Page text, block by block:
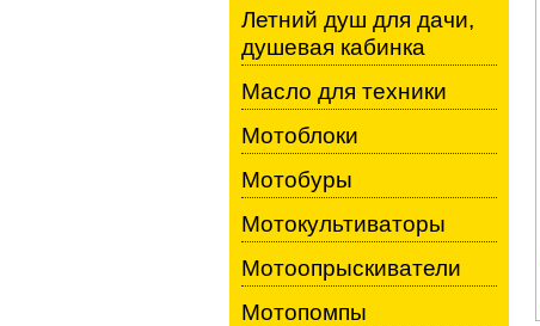
Летний душ для дачи,
душевая кабинка
Масло для техники
Мотоблоки
Мотобуры
Мотокультиваторы
Мотоопрыскиватели
Мотопомпы